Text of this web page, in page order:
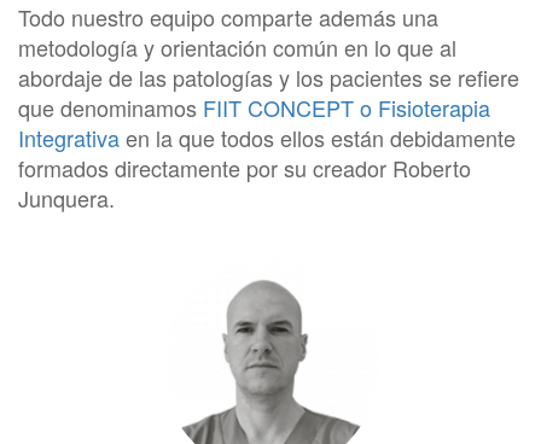
Todo nuestro equipo comparte además una
metodología y orientación común en lo que al
abordaje de las patologías y los pacientes se refiere
que denominamos FIIT CONCEPT o Fisioterapia
Integrativaen la que todos ellos están debidamente
formados directamente por su creador Roberto
Junquera.